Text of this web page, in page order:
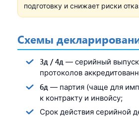
подготовку и снижает риски
Схемы
3д / 4д — серийный
протоколов
6д — партия (чаще для
к контракту и инвойсу;
Срок действия серийной